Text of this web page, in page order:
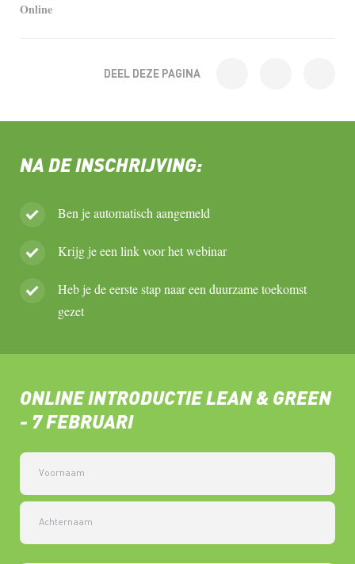
Online
DEEL DEZE PAGINA
NA DE INSCHRIJVING:
Ben je automatisch aangemeld
Krijg je een link voor het webinar
Heb je de eerste stap naar een duurzame toekomst
gezet
ONLINE INTRODUCTIE LEAN & GREEN
- 7 FEBRUARI
Voornaam
Achternaam